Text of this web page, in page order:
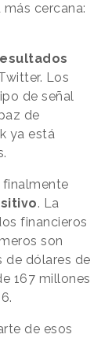
cercana:
Los
de señal
de
ya está
finalmente
. La
financieros
son
de dólares de
167 millones
de esos